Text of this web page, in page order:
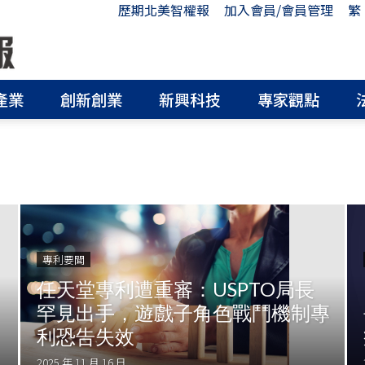
歷期北美智權報 加入會員/會員管理 繁
業 創新創業 新興科技 專家觀點
專利要聞
任天堂專利遭重審：USPTO局長
罕見出手，遊戲子角色戰鬥機制專
利恐告失效